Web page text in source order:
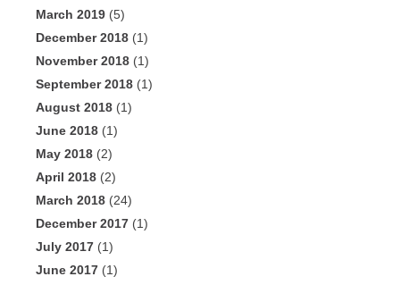
March 2019 (5)
December 2018 (1)
November 2018 (1)
September 2018 (1)
August 2018 (1)
June 2018 (1)
May 2018 (2)
April 2018 (2)
March 2018 (24)
December 2017 (1)
July 2017 (1)
June 2017 (1)